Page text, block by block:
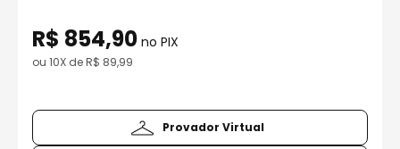
9º axxis fenix
10º capacete ls2
R$ 854,90 no PIX
ou 10X deR$ 89,99
Provador Virtual